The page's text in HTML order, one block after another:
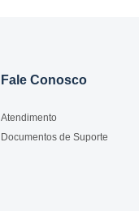
Fale Conosco
Atendimento
Documentos de Suporte